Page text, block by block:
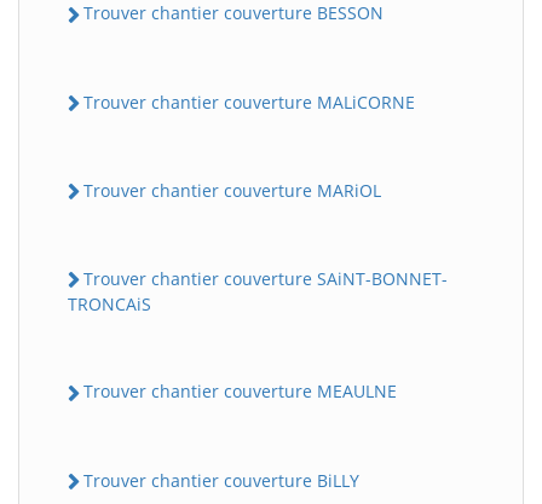
Trouver chantier couverture BESSON
Trouver chantier couverture MALiCORNE
Trouver chantier couverture MARiOL
Trouver chantier couverture SAiNT-BONNET-
TRONCAiS
Trouver chantier couverture MEAULNE
Trouver chantier couverture BiLLY